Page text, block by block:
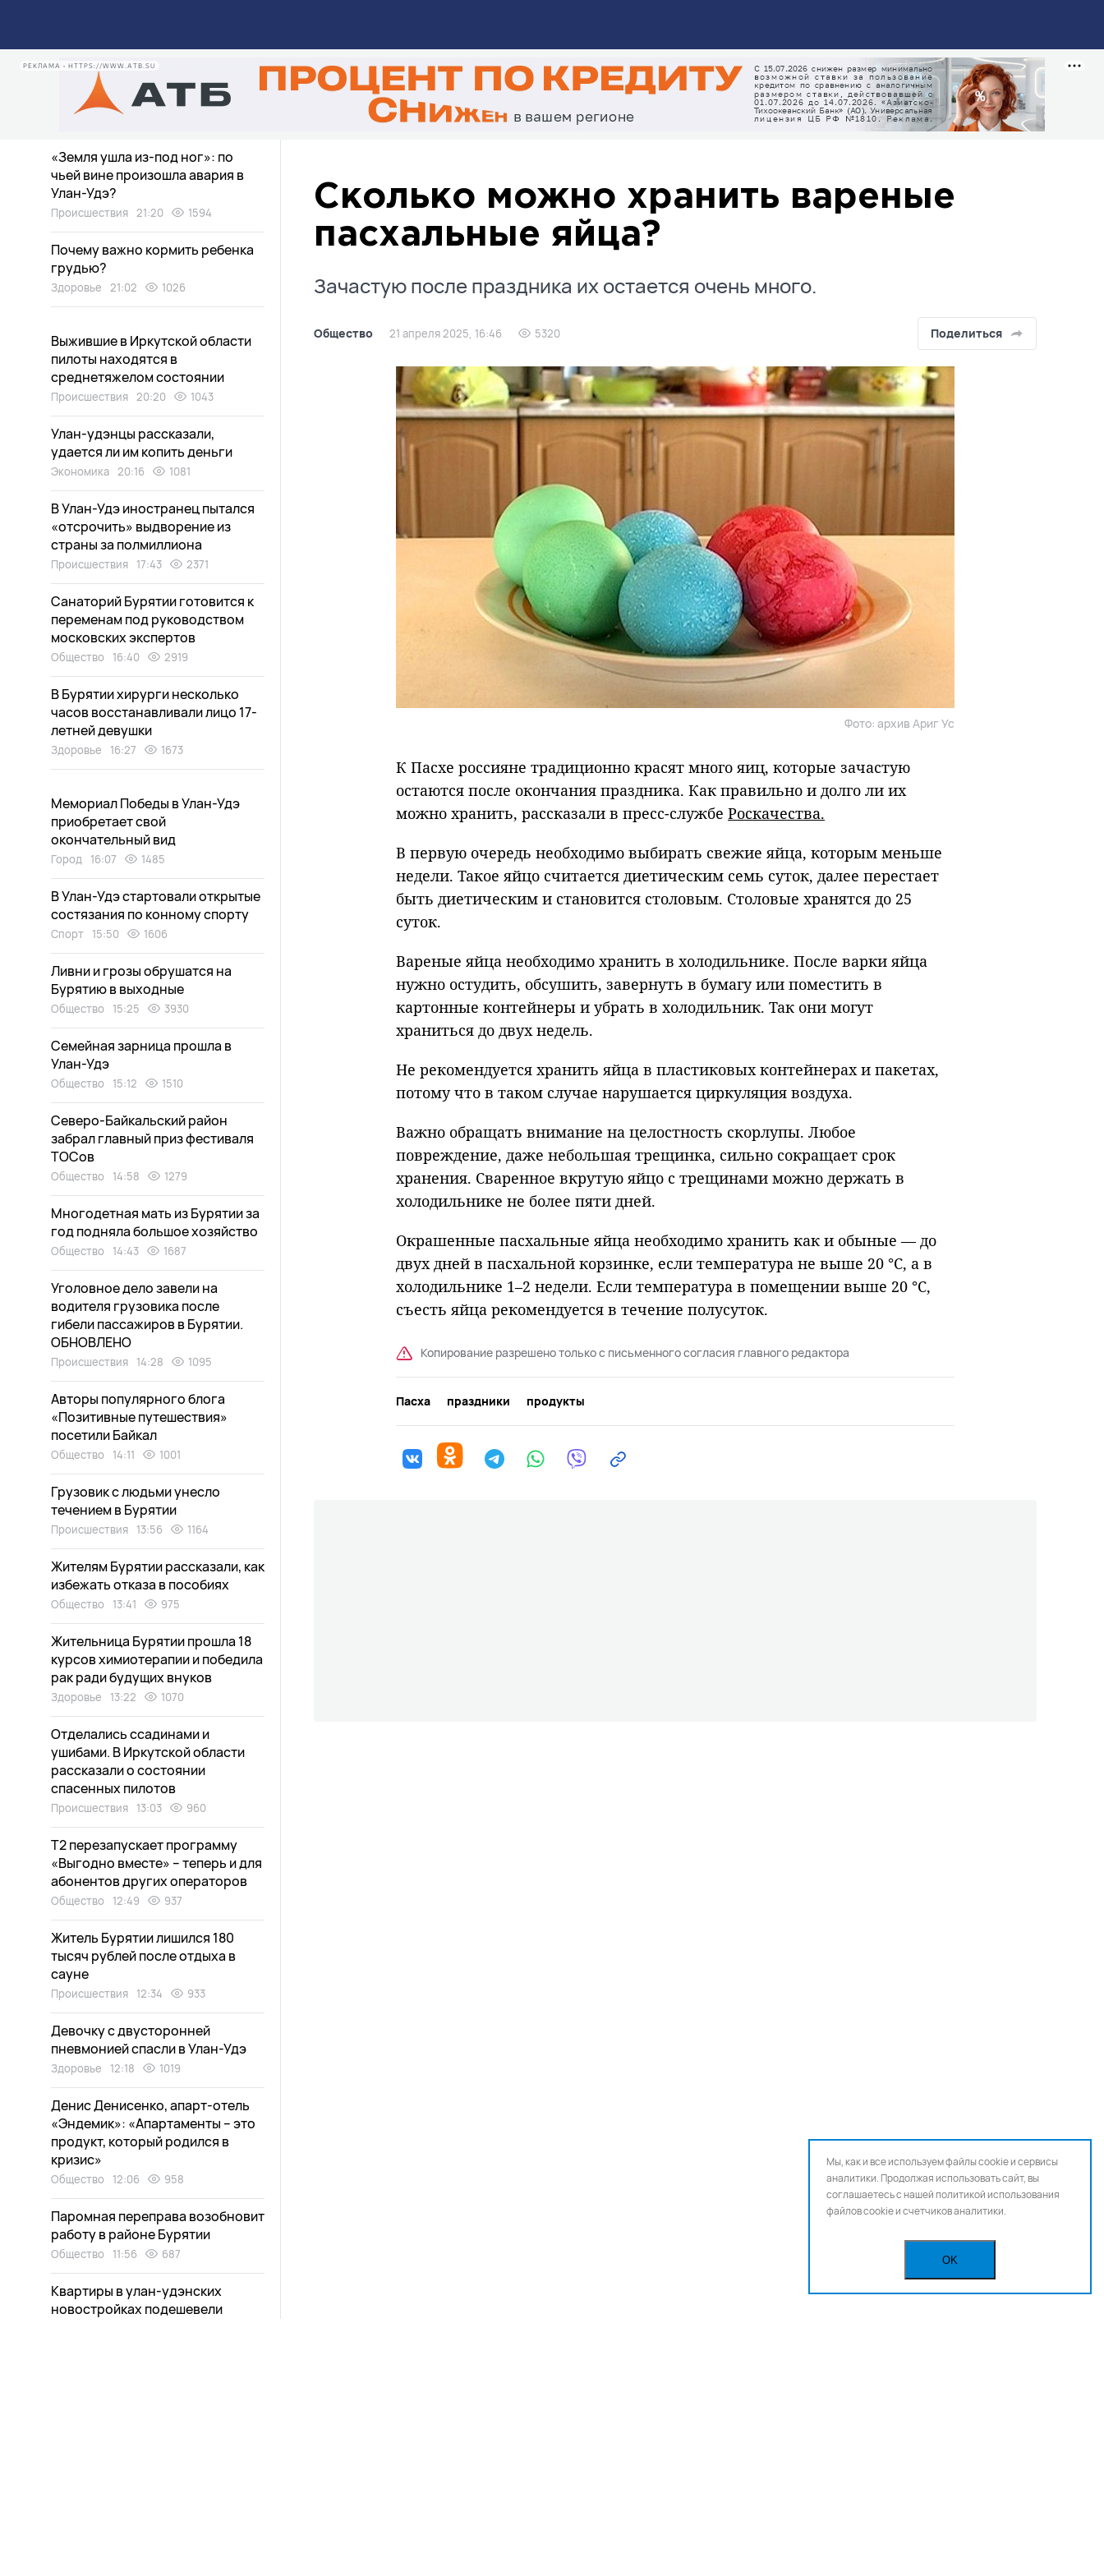
РЕКЛАМА • HTTPS://WWW.ATB.SU
Сколько можно хранить вареные
пасхальные яйца?
Зачастую после праздника их остается очень много.
Общество 21 апреля 2025, 16:46 5320 Поделиться
Фото: архив Ариг Ус
К Пасхе россияне традиционно красят много яиц, которые зачастую
остаются после окончания праздника. Как правильно и долго ли их
можно хранить, рассказали в пресс-службе Роскачества.
В первую очередь необходимо выбирать свежие яйца, которым меньше
недели. Такое яйцо считается диетическим семь суток, далее перестает
быть диетическим и становится столовым. Столовые хранятся до 25
суток.
Вареные яйца необходимо хранить в холодильнике. После варки яйца
нужно остудить, обсушить, завернуть в бумагу или поместить в
картонные контейнеры и убрать в холодильник. Так они могут
храниться до двух недель.
Не рекомендуется хранить яйца в пластиковых контейнерах и пакетах,
потому что в таком случае нарушается циркуляция воздуха.
Важно обращать внимание на целостность скорлупы. Любое
повреждение, даже небольшая трещинка, сильно сокращает срок
хранения. Сваренное вкрутую яйцо с трещинами можно держать в
холодильнике не более пяти дней.
Окрашенные пасхальные яйца необходимо хранить как и обыные — до
двух дней в пасхальной корзинке, если температура не выше 20 °C, а в
холодильнике 1–2 недели. Если температура в помещении выше 20 °C,
съесть яйца рекомендуется в течение полусуток.
Копирование разрешено только с письменного согласия главного редактора
Пасха праздники продукты
Уровень воды в Байкале
поднялся
Экология 22:02
«Земля ушла из-под ног»: по
чьей вине произошла авария в
Улан-Удэ?
Происшествия 21:20 1594
Почему важно кормить ребенка
грудью?
Здоровье 21:02 1026
Выжившие в Иркутской области
пилоты находятся в
среднетяжелом состоянии
Происшествия 20:20 1043
Улан-удэнцы рассказали,
удается ли им копить деньги
Экономика 20:16 1081
В Улан-Удэ иностранец пытался
«отсрочить» выдворение из
страны за полмиллиона
Происшествия 17:43 2371
Санаторий Бурятии готовится к
переменам под руководством
московских экспертов
Общество 16:40 2919
В Бурятии хирурги несколько
часов восстанавливали лицо 17-
летней девушки
Здоровье 16:27 1673
Мемориал Победы в Улан-Удэ
приобретает свой
окончательный вид
Город 16:07 1485
В Улан-Удэ стартовали открытые
состязания по конному спорту
Спорт 15:50 1606
Ливни и грозы обрушатся на
Бурятию в выходные
Общество 15:25 3930
Семейная зарница прошла в
Улан-Удэ
Общество 15:12 1510
Северо-Байкальский район
забрал главный приз фестиваля
ТОСов
Общество 14:58 1279
Многодетная мать из Бурятии за
год подняла большое хозяйство
Общество 14:43 1687
Уголовное дело завели на
водителя грузовика после
гибели пассажиров в Бурятии.
ОБНОВЛЕНО
Происшествия 14:28 1095
Авторы популярного блога
«Позитивные путешествия»
посетили Байкал
Общество 14:11 1001
Грузовик с людьми унесло
течением в Бурятии
Происшествия 13:56 1164
Жителям Бурятии рассказали, как
избежать отказа в пособиях
Общество 13:41 975
Жительница Бурятии прошла 18
курсов химиотерапии и победила
рак ради будущих внуков
Здоровье 13:22 1070
Отделались ссадинами и
ушибами. В Иркутской области
рассказали о состоянии
спасенных пилотов
Происшествия 13:03 960
Т2 перезапускает программу
«Выгодно вместе» – теперь и для
абонентов других операторов
Общество 12:49 937
Житель Бурятии лишился 180
тысяч рублей после отдыха в
сауне
Происшествия 12:34 933
Девочку с двусторонней
пневмонией спасли в Улан-Удэ
Здоровье 12:18 1019
Денис Денисенко, апарт-отель
«Эндемик»: «Апартаменты – это
продукт, который родился в
кризис»
Общество 12:06 958
Паромная переправа возобновит
работу в районе Бурятии
Общество 11:56 687
Квартиры в улан-удэнских
новостройках подешевели
Мы, как и все используем файлы cookie и сервисы
аналитики. Продолжая использовать сайт, вы
соглашаетесь с нашейполитикой использования
файлов cookie и счетчиков аналитики.
OK